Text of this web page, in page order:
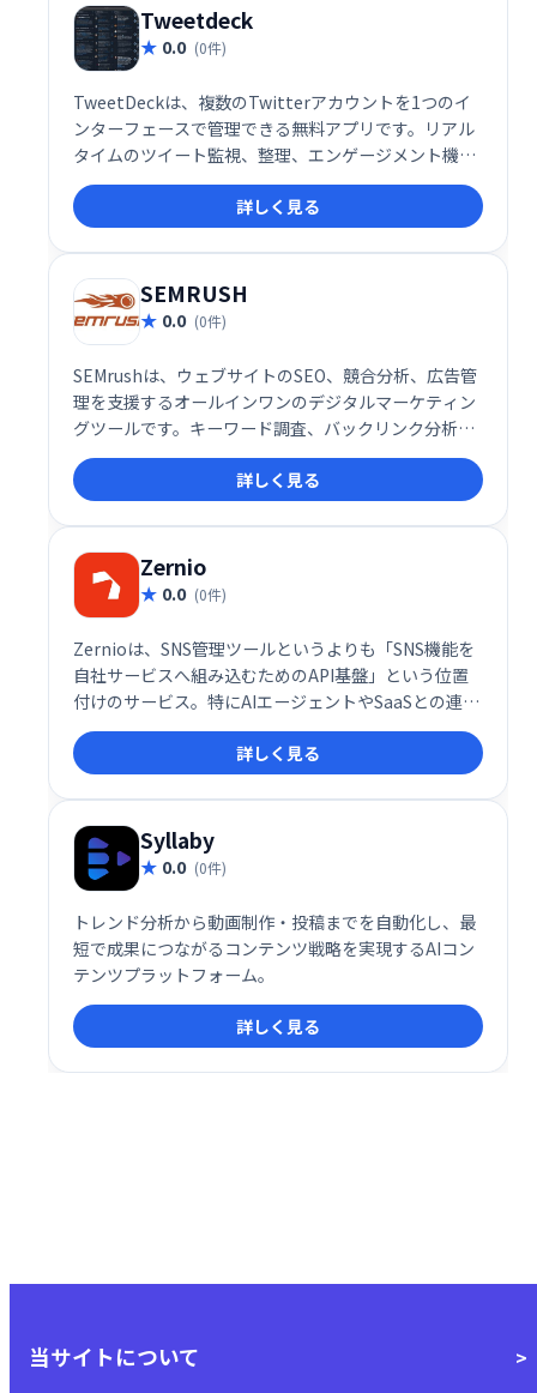
Tweetdeck
0.0 (0件)
TweetDeckは、複数のTwitterアカウントを1つのイ
ンターフェースで管理できる無料アプリです。リアル
タイムのツイート監視、整理、エンゲージメント機能
を備え、企業のソーシャルメディア戦略を効率化しま
す。複数のアカウントを同時管理し、迅速な対応と効
果的な情報発信を実現します。
詳しく見る
SEMRUSH
0.0 (0件)
SEMrushは、ウェブサイトのSEO、競合分析、広告管
理を支援するオールインワンのデジタルマーケティン
グツールです。キーワード調査、バックリンク分析、
サイトオーディットなど、幅広い機能を提供し、オン
ライン上のプレゼンス向上をサポートします。効果的
なデジタルマーケティング戦略の実現に貢献します。
詳しく見る
Zernio
0.0 (0件)
Zernioは、SNS管理ツールというよりも「SNS機能を
自社サービスへ組み込むためのAPI基盤」という位置
付けのサービス。特にAIエージェントやSaaSとの連携
を重視した設計になっており、複数SNSへの投稿や認
証処理を効率化したい開発チームにとって注目したい
選択肢と言える
詳しく見る
Syllaby
0.0 (0件)
トレンド分析から動画制作・投稿までを自動化し、最
短で成果につながるコンテンツ戦略を実現するAIコン
テンツプラットフォーム。
詳しく見る
当サイトについて